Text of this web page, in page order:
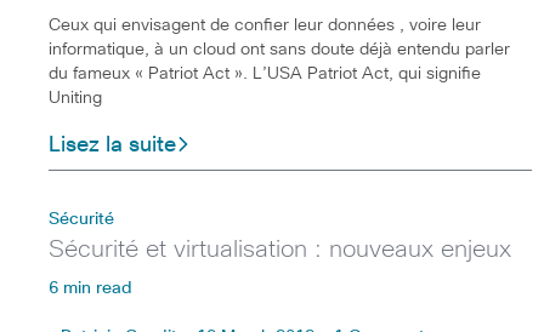
Ceux qui envisagent de confier leur données , voire leur
informatique, à un cloud ont sans doute déjà entendu parler
du fameux « Patriot Act ». L’USA Patriot Act, qui signifie
Uniting
Lisez la suite
Sécurité
Sécurité et virtualisation : nouveaux enjeux
6 min read